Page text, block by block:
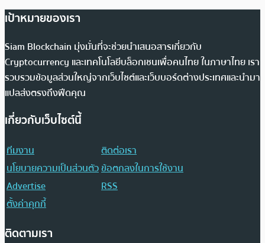
เป้าหมายของเรา
Siam Blockchain มุ่งมั่นที่จะช่วยนำเสนอสารเกี่ยวกับ
Cryptocurrency และเทคโนโลยีบล็อกเชนเพื่อคนไทย ในภาษาไทย เรา
รวบรวมข้อมูลส่วนใหญ่จากเว็บไซต์และเว็บบอร์ดต่างประเทศและนำมา
แปลส่งตรงถึงฟีดคุณ
เกี่ยวกับเว็บไซต์นี้
ทีมงาน
ติดต่อเรา
นโยบายความเป็นส่วนตัวข้อตกลงในการใช้งาน
Advertise
RSS
ตั้งค่าคุกกี้
ติดตามเรา